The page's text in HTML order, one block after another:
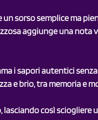
sorso semplice ma
aggiunge una nota
i sapori autentici
e brio, tra memoria e
così sciogliere